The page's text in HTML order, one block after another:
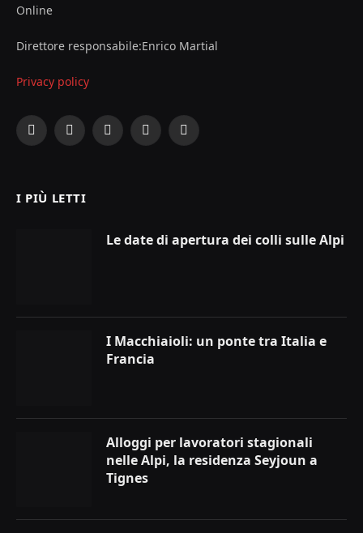
Online
Direttore responsabile:Enrico Martial
Privacy policy
Facebook
X
InstagramYouTubeLinkedIn
I PIÙ LETTI
Le date di apertura dei colli sulle Alpi
I Macchiaioli: un ponte tra Italia e
Francia
Alloggi per lavoratori stagionali
nelle Alpi, la residenza Seyjoun a
Tignes